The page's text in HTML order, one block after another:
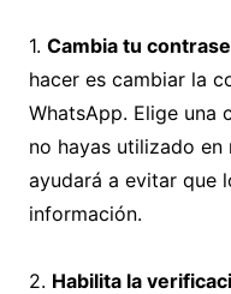
1. Cambia tu
hacer es cambiar la
WhatsApp. Elige una
no hayas utilizado en
ayudará a evitar que
información.
2. Habilita la